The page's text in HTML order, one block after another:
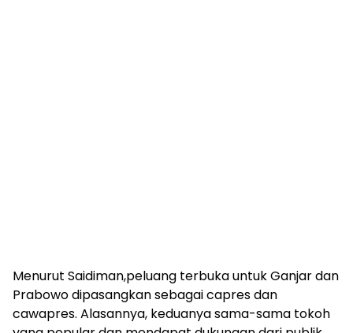
Menurut Saidiman,peluang terbuka untuk Ganjar dan
Prabowo dipasangkan sebagai capres dan
cawapres. Alasannya, keduanya sama-sama tokoh